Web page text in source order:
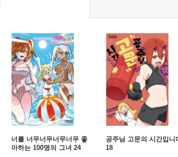
너를 너무너무너무너무 좋
아하는 100명의 그녀 24
공주님 고문의 시간입니
18